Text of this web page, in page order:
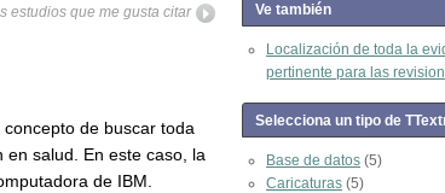
estudios que me gusta citar
concepto de buscar toda
salud. En este caso, la
de IBM.
Ve también
Localización de toda la
pertinente para las
Selecciona un tipo de
Base de datos (5)
Caricaturas (5)